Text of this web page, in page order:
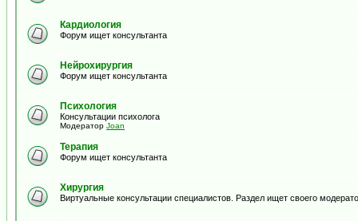
Кардиология
Форум ищет консультанта
Нейрохирургия
Форум ищет консультанта
Психология
Консультации психолога
Модератор Joan
Терапия
Форум ищет консультанта
Хирургия
Виртуальные консультации специалистов. Раздел ищет своего